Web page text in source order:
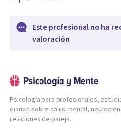
Este profesional no ha
valoración
Psicología para profesionales,
diarios sobre salud mental,
relaciones de pareja.